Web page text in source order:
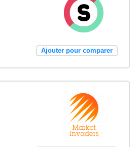
Ajouter pour comparer